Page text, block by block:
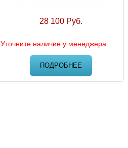
28 100 Руб.
Уточните наличие у менеджера
ПОДРОБНЕЕ